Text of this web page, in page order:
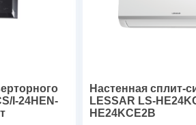
Гц
кВт
кВт
I-24HEN-
Настенная сплит-
LESSAR LS-
HE24KCE2B